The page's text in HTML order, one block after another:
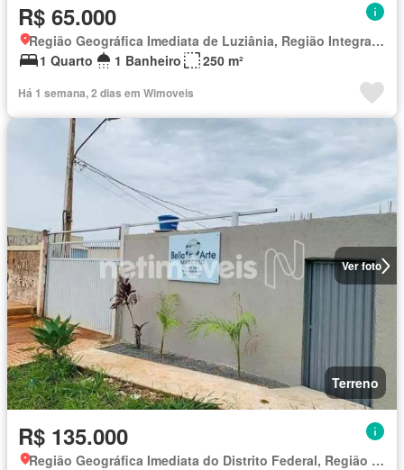
R$ 65.000
Região Geográfica Imediata de Luziânia, Região Integrada de Desenvolvimento do Distrito Federal e Entorno
1 Quarto
1 Banheiro 250 m²
Há 1 semana, 2 dias em Wimoveis
Ver foto
Terreno
R$ 135.000
Região Geográfica Imediata do Distrito Federal, Região Integrada de Desenvolvimento do Distrito Federal e Entorno